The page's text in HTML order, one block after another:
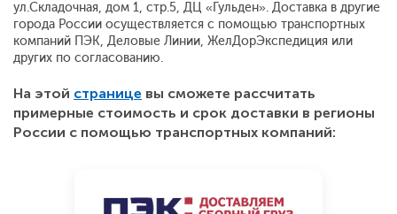
ул.Складочная, дом 1, стр.5, ДЦ «Гульден». Доставка в другие
города России осуществляется с помощью транспортных
компаний ПЭК, Деловые Линии, ЖелДорЭкспедиция или
других по согласованию.
На этой странице вы сможете рассчитать
примерные стоимость и срок доставки в регионы
России с помощью транспортных компаний: